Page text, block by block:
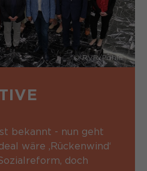
bekannt - nun geht
wäre ‚Rückenwind‘
doch
© RVR/Pohle